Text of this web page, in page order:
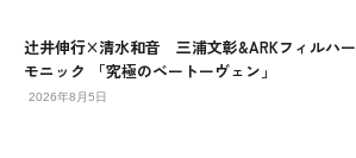
辻󠄀井伸行×清水和音 三浦文彰&ARKフィルハー
モニック 「究極のベートーヴェン」
2026年8月5日